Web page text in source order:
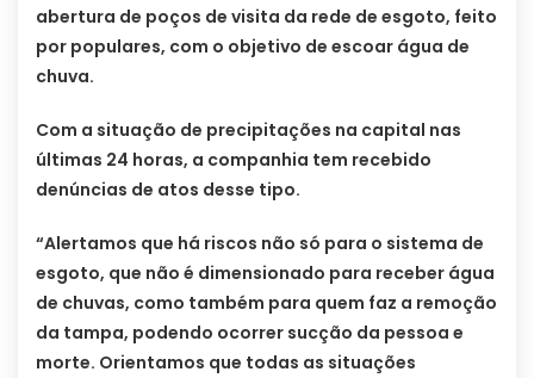
abertura de poços de visita da rede de esgoto, feito
por populares, com o objetivo de escoar água de
chuva.
Com a situação de precipitações na capital nas
últimas 24 horas, a companhia tem recebido
denúncias de atos desse tipo.
“Alertamos que há riscos não só para o sistema de
esgoto, que não é dimensionado para receber água
de chuvas, como também para quem faz a remoção
da tampa, podendo ocorrer sucção da pessoa e
morte. Orientamos que todas as situações